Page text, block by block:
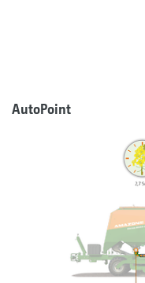
AutoPoint